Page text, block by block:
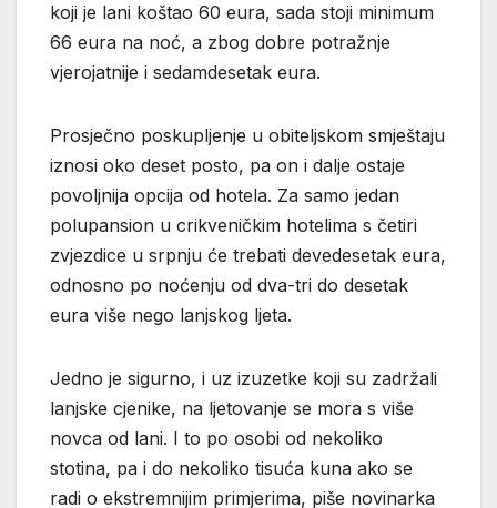
koji je lani koštao 60 eura, sada stoji minimum
66 eura na noć, a zbog dobre potražnje
vjerojatnije i sedamdesetak eura.
Prosječno poskupljenje u obiteljskom smještaju
iznosi oko deset posto, pa on i dalje ostaje
povoljnija opcija od hotela. Za samo jedan
polupansion u crikveničkim hotelima s četiri
zvjezdice u srpnju će trebati devedesetak eura,
odnosno po noćenju od dva-tri do desetak
eura više nego lanjskog ljeta.
Jedno je sigurno, i uz izuzetke koji su zadržali
lanjske cjenike, na ljetovanje se mora s više
novca od lani. I to po osobi od nekoliko
stotina, pa i do nekoliko tisuća kuna ako se
radi o ekstremnijim primjerima, piše novinarka